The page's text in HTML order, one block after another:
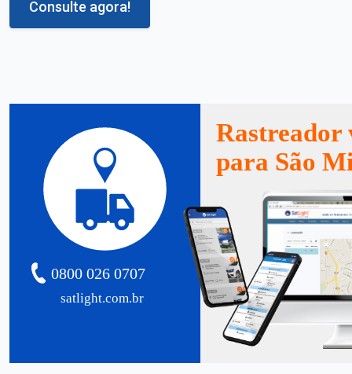
Consulte agora!
satlight.com.br
0800 026 0707
Rastreador
para São